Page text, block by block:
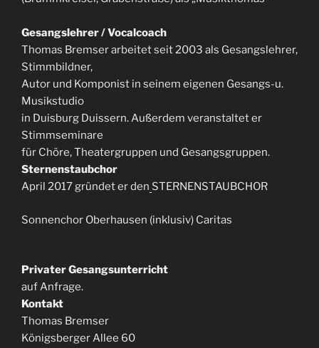
Gesangslehrer / Vocalcoach
Thomas Bremser arbeitet seit 2003 als Gesangslehrer,
Stimmbildner,
Autor und Komponist in seinem eigenen Gesangs-u.
Musikstudio
in Duisburg Duissern. Außerdem veranstaltet er
Stimmseminare
für Chöre, Theatergruppen und Gesangsgruppen.
Sternenstaubchor
April 2017 gründet er den STERNENSTAUBCHOR
Sonnenchor Oberhausen (inklusiv) Caritas
Privater Gesangsunterricht
auf Anfrage.
Kontakt
Thomas Bremser
Königsberger Allee 60